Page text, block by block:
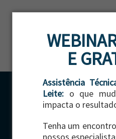
E
Assistência
Leite: o que
impacta o
Tenha um